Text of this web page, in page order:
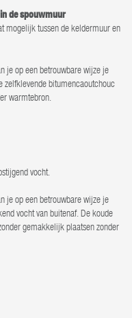
de spouwmuur
mogelijk tussen de keldermuur en
je op een betrouwbare wijze je
zelfklevende bitumencaoutchouc
warmtebron.
vocht.
je op een betrouwbare wijze je
vocht van buitenaf. De koude
gemakkelijk plaatsen zonder